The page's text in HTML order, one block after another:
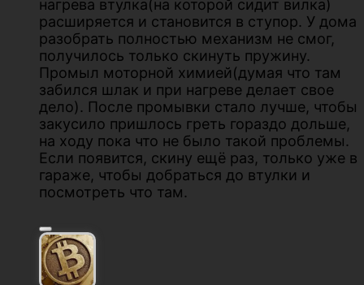
нагрева втулка(на которой сидит вилка)
расширяется и становится в ступор. У дома
разобрать полностью механизм не смог,
получилось только скинуть пружину.
Промыл моторной химией(думая что там
забился шлак и при нагреве делает свое
дело). После промывки стало лучше, чтобы
закусило пришлось греть гораздо дольше,
на ходу пока что не было такой проблемы.
Если появится, скину ещё раз, только уже в
гараже, чтобы добраться до втулки и
посмотреть что там.